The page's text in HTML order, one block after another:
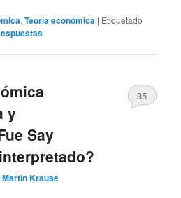
,Teoría económica | Etiquetado
y
Say
Martin Krause
35